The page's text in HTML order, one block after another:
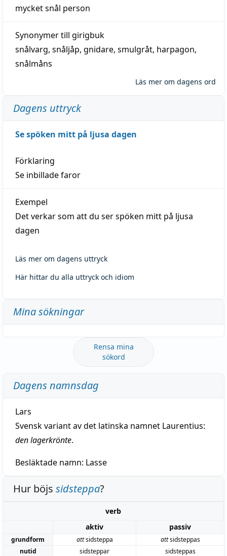
mycketsnål person
Synonymer till girigbuk
snålvarg, snåljåp, gnidare, smulgråt, harpagon,
snålmåns
Läs mer om dagens ord
Dagens uttryck
Se spöken mitt på ljusa dagen
Förklaring
Se inbillade faror
Exempel
Det verkar som att du ser spöken mitt på ljusa
dagen
Läs mer om dagens uttryck
Här hittar du alla uttryck och idiom
Mina sökningar
Rensa mina
sökord
Dagens namnsdag
Lars
Svensk variant av det latinska namnet Laurentius:
den lagerkrönte.
Besläktade namn: Lasse
Hur böjs sidsteppa?
verb
aktiv
passiv
grundform attsidsteppa attsidsteppas
nutid
sidsteppar
sidsteppas